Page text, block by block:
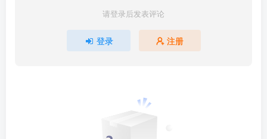
请登录后发表评论
登录 注册